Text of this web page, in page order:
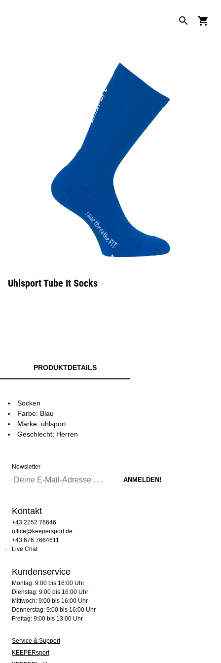
Uhlsport Tube It Socks
PRODUKTDETAILS
Socken
Farbe: Blau
Marke: uhlsport
Geschlecht: Herren
Newsletter
Kontakt
+43 2252 76646
office@keepersport.de
+43 676 7664611
Live Chat
Kundenservice
Montag: 9:00 bis 16:00 Uhr
Dienstag: 9:00 bis 16:00 Uhr
Mittwoch: 9:00 bis 16:00 Uhr
Donnerstag: 9:00 bis 16:00 Uhr
Freitag: 9:00 bis 13:00 Uhr
Service & Support
KEEPERsport